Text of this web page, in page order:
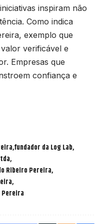
inspiram não
Como indica
exemplo que
verificável e
Empresas que
confiança e
fundador da Log Lab
Ribeiro Pereira
Pereira